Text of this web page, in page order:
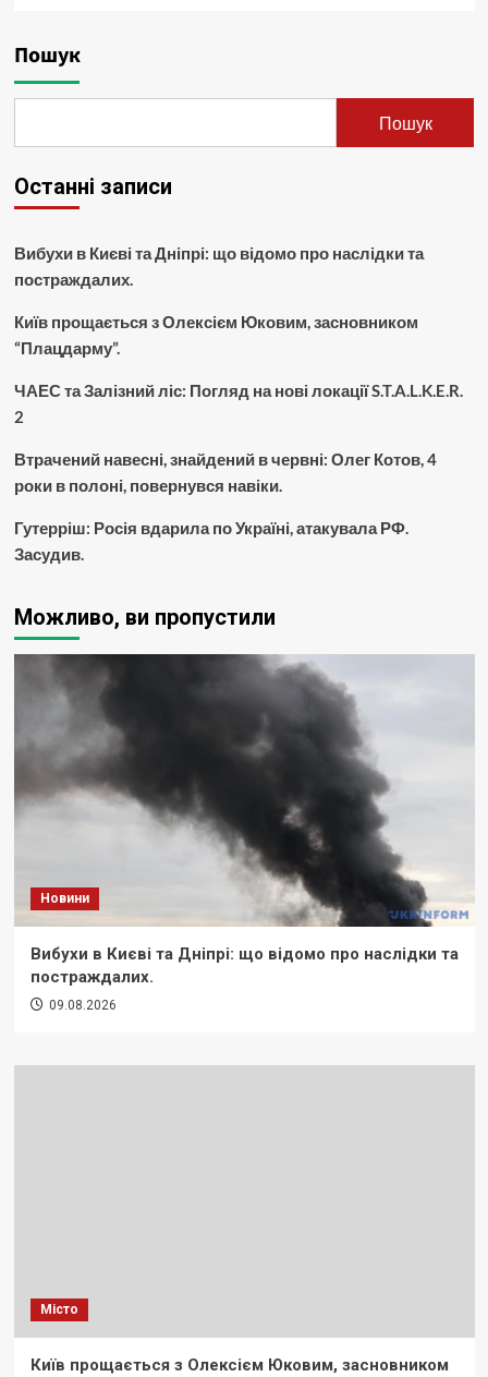
Пошук
Пошук
Останні записи
Вибухи в Києві та Дніпрі: що відомо про наслідки та
постраждалих.
Київ прощається з Олексієм Юковим, засновником
“Плацдарму”.
ЧАЕС та Залізний ліс: Погляд на нові локації S.T.A.L.K.E.R.
2
Втрачений навесні, знайдений в червні: Олег Котов, 4
роки в полоні, повернувся навіки.
Гутерріш: Росія вдарила по Україні, атакувала РФ.
Засудив.
Можливо, ви пропустили
Новини
Вибухи в Києві та Дніпрі: що відомо про наслідки та
постраждалих.
09.08.2026
Місто
Київ прощається з Олексієм Юковим, засновником